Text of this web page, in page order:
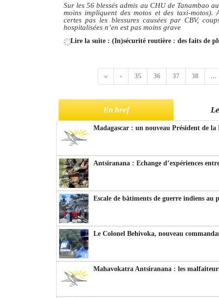
Sur les 56 blessés admis au CHU de Tanambao
moins impliquent des motos et des taxi-motos).
certes pas les blessures causées par CBV,
hospitalisées n’en est pas moins grave
Lire la suite : (In)sécurité routière : des faits de
« ‹ 35 36 37 38 ...
En bref
Madagascar : un nouveau Président de
Antsiranana : Echange d’expériences
Escale de bâtiments de guerre indiens au
Le Colonel Behivoka, nouveau
Mahavokatra Antsiranana : les